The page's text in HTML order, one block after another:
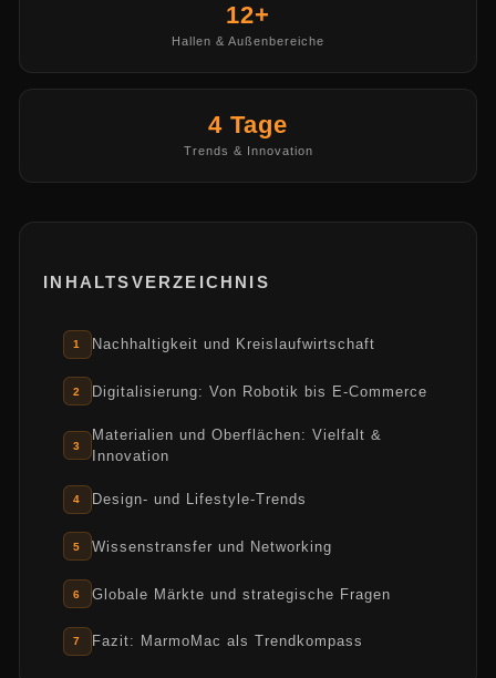
12+
Hallen & Außenbereiche
4 Tage
Trends & Innovation
INHALTSVERZEICHNIS
Nachhaltigkeit und Kreislaufwirtschaft
Digitalisierung: Von Robotik bis E-Commerce
Materialien und Oberflächen: Vielfalt &
Innovation
Design- und Lifestyle-Trends
Wissenstransfer und Networking
Globale Märkte und strategische Fragen
Fazit: MarmoMac als Trendkompass